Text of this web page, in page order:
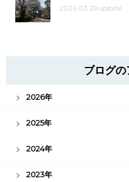
2026.03.29update
ブログ
2026年
2025年
2024年
2023年